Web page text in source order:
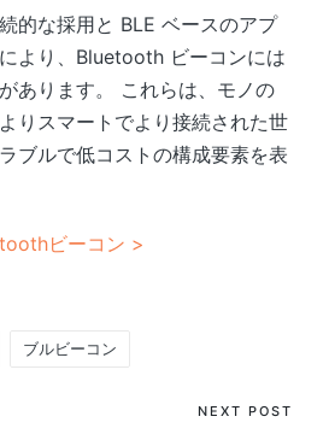
的な採用と BLE ベースのアプ
より、Bluetooth ビーコンには
あります。 これらは、モノの
りスマートでより接続された世
ブルで低コストの構成要素を表
ビーコン >
ブルビーコン
NEXT POST